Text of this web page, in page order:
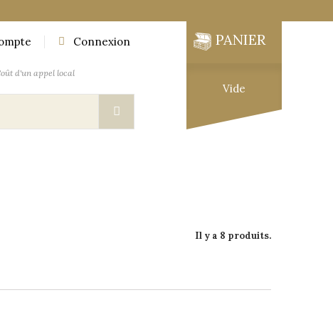
PANIER
Vide
Connexion
d'un appel local
Il y a 8 produits.